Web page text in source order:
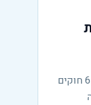
6 חוקים ב פרזנטציה אפקטיבית במכירה הם 6 חוקים